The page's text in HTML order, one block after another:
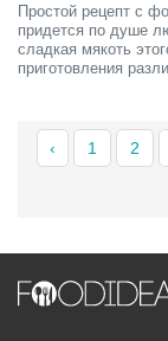
Простой рецепт с
придется по душе
сладкая мякоть
приготовления
‹ 1 2